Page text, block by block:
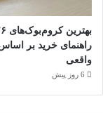
راهنمای خرید بر
واقعی
6 روز پیش